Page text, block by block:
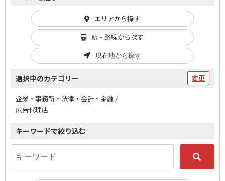
エリアから探す
駅・路線から探す
現在地から探す
選択中のカテゴリー 変更
企業・事務所・法律・会計・金融 /
広告代理店
キーワードで絞り込む